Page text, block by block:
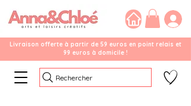
Livraison offerte à partir de 59 euros en point relais et
99 euros à domicile !
Rechercher